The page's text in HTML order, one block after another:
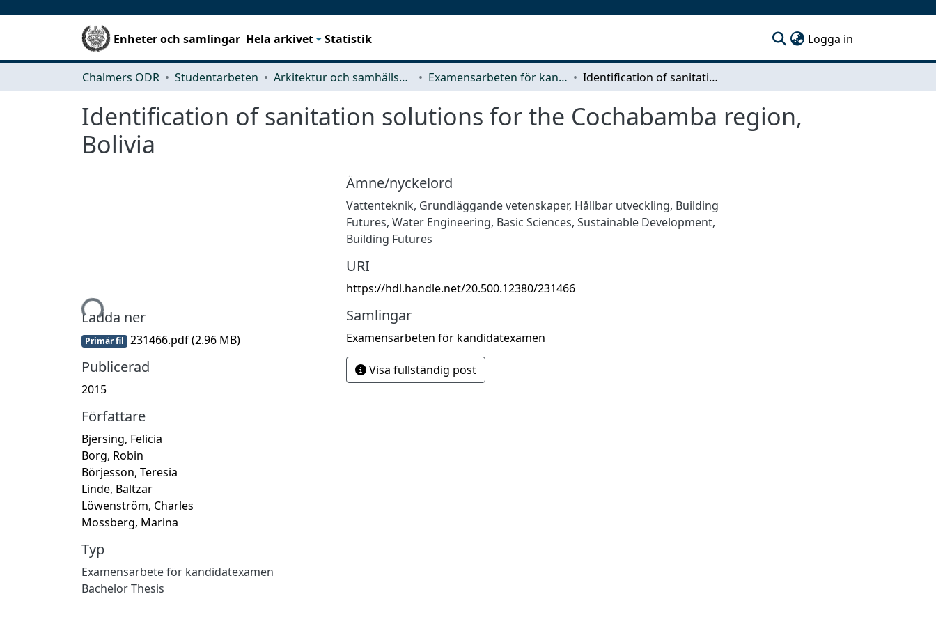
Enheter och samlingar Hela arkivet Statistik Logga in
Chalmers ODR Studentarbeten Arkitektur och samhällsbyggnadsteknik (ACE) Examensarbeten för kandidatexamen Identification of sanitation solutions for the Cochabamba region, Bolivia
Identification of sanitation solutions for the Cochabamba region,
Bolivia
Hämtar...
Ladda ner
Primär fil 231466.pdf(2.96 MB)
Publicerad
2015
Författare
Bjersing, Felicia
Borg, Robin
Börjesson, Teresia
Linde, Baltzar
Löwenström, Charles
Mossberg, Marina
Typ
Examensarbete för kandidatexamen
Bachelor Thesis
Ämne/nyckelord
Vattenteknik, Grundläggande vetenskaper, Hållbar utveckling, Building
Futures, Water Engineering, Basic Sciences, Sustainable Development,
Building Futures
URI
https://hdl.handle.net/20.500.12380/231466
Samlingar
Examensarbeten för kandidatexamen
Visa fullständig post